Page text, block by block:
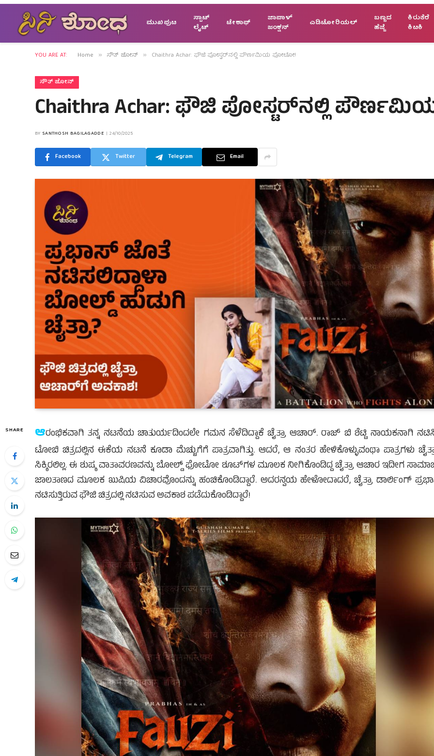
ಮುಖಪುಟ
ಸ್ಪಾಟ್
ಲೈಟ್
ಟೇಕಾಫ್
ಜಾಪಾಳ್
ಜಂಕ್ಷನ್
ಎಡಿಟೋರಿಯಲ್
ಬಣ್ಣದ
ಹೆಜ್ಜೆ
ಕಿರುತೆರೆ
ಕಿಟಕಿ
YOU ARE AT: Home » ಸೌತ್ ಜೋನ್ » Chaithra Achar: ಫೌಜಿ ಪೋಸ್ಟರ್‌ನಲ್ಲಿ ಪೌರ್ಣಮಿಯ ಫೋಟೋ!
ಸೌತ್ ಜೋನ್
Chaithra Achar: ಫೌಜಿ ಪೋಸ್ಟರ್‌ನಲ್ಲಿ
BY SANTHOSH BAGILAGADDE 24/10/2025
Facebook Twitter Telegram Email
SHARE ಆರಂಭಿಕವಾಗಿ ತನ್ನ ನಟನೆಯ ಚಾತುರ್ಯದಿಂದಲೇ ಗಮನ ಸೆಳೆದಿದ್ದಾಕೆ ಚೈತ್ರಾ ಆಚಾರ್. ರಾಜ್ ಬಿ ಶೆಟ್ಟಿ ನಾಯಕನಾಗಿ
ಟೋಬಿ ಚಿತ್ರದಲ್ಲಿನ ಈಕೆಯ ನಟನೆ ಕೂಡಾ ಮೆಚ್ಚುಗೆಗೆ ಪಾತ್ರವಾಗಿತ್ತು. ಆದರೆ, ಆ ನಂತರ ಹೇಳಿಕೊಳ್ಳುವಂಥಾ ಪಾತ್ರಗಳು
ಸಿಕ್ಕಿರಲಿಲ್ಲ. ಈ ಶುಷ್ಕ ವಾತಾವರಣವನ್ನು ಬೋಲ್ಡ್ ಫೋಟೋ ಶೂಟ್‌ಗಳ ಮೂಲಕ ನೀಗಿಕೊಂಡಿದ್ದ ಚೈತ್ರಾ ಆಚಾರ ಇದೀಗ
ಜಾಲತಾಣದ ಮೂಲಕ ಖುಷಿಯ ವಿಚಾರವೊಂದನ್ನು ಹಂಚಿಕೊಂಡಿದ್ದಾರೆ. ಅದರನ್ವಯ ಹೇಳೋದಾದರೆ, ಚೈತ್ರಾ ಡಾರ್ಲಿಂಗ್
ನಟಿಸುತ್ತಿರುವ ಫೌಜಿ ಚಿತ್ರದಲ್ಲಿ ನಟಿಸುವ ಅವಕಾಶ ಪಡೆದುಕೊಂಡಿದ್ದಾರೆ!